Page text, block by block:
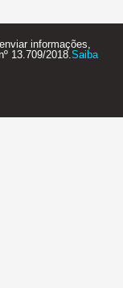
informações,
13.709/2018. Saiba